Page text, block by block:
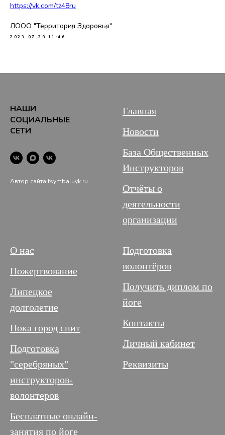
https://vk.com/tz48ru
ЛООО "Территория Здоровья"
2023-07-28 11:46
НАШИ
СОЦИАЛЬНЫЕ
СЕТИ
Автор сайта tsymbaluyk.ru
Главная
Новости
База Общественных
Инструкторов
Отчёты о
деятельности
организации
О нас
Пожертвование
Липецкое
долголетие
Пока город спит
Подготовка
"серебряных"
инструкторов-
волонтеров
Бесплатные онлайн-
занятия по йоге
Подготовка
волонтёров
Получить диплом по
йоге
Контакты
Личный кабинет
Реквизиты